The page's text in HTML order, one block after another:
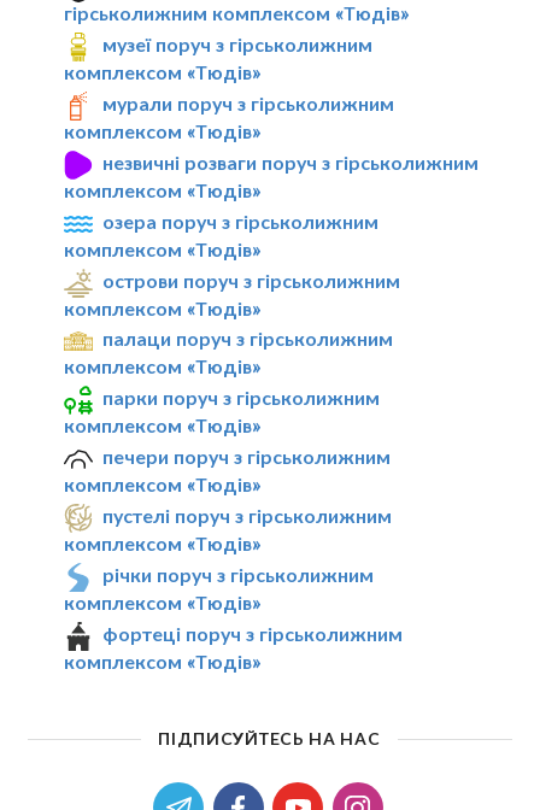
гірськолижним комплексом «Тюдів»
музеї поруч з гірськолижним
комплексом «Тюдів»
мурали поруч з гірськолижним
комплексом «Тюдів»
незвичні розваги поруч з гірськолижним
комплексом «Тюдів»
озера поруч з гірськолижним
комплексом «Тюдів»
острови поруч з гірськолижним
комплексом «Тюдів»
палаци поруч з гірськолижним
комплексом «Тюдів»
парки поруч з гірськолижним
комплексом «Тюдів»
печери поруч з гірськолижним
комплексом «Тюдів»
пустелі поруч з гірськолижним
комплексом «Тюдів»
річки поруч з гірськолижним
комплексом «Тюдів»
фортеці поруч з гірськолижним
комплексом «Тюдів»
ПІДПИСУЙТЕСЬ НА НАС